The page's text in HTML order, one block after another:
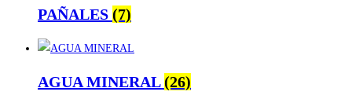
PAÑALES (7)
AGUA MINERAL(26)